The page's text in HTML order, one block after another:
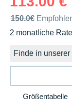
Unverbindliche
150.0€
2 monatliche
Ohne
Finde in unserer
Größentabelle